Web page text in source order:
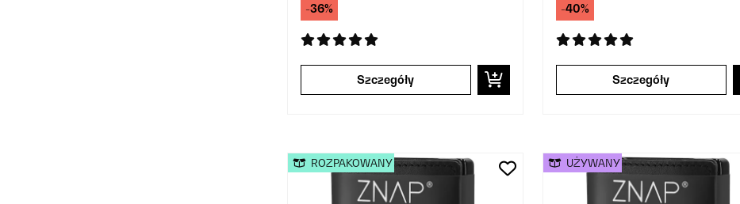
-36%
Szczegóły
-40%
Szczegóły
ROZPAKOWANY UŻYWANY